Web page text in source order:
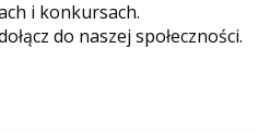
i konkursach.
do naszej społeczności.